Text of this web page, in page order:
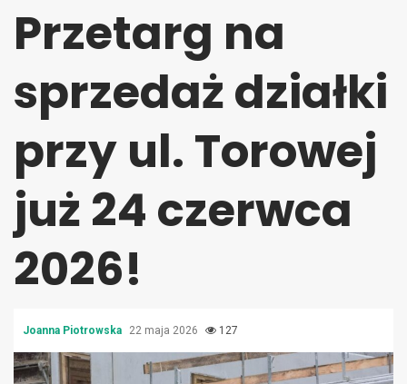
Przetarg na
sprzedaż działki
przy ul. Torowej
już 24 czerwca
2026!
Joanna Piotrowska 22 maja 2026 127